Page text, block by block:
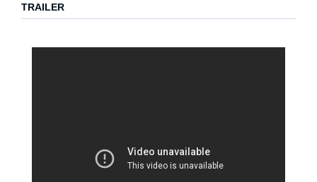
TRAILER